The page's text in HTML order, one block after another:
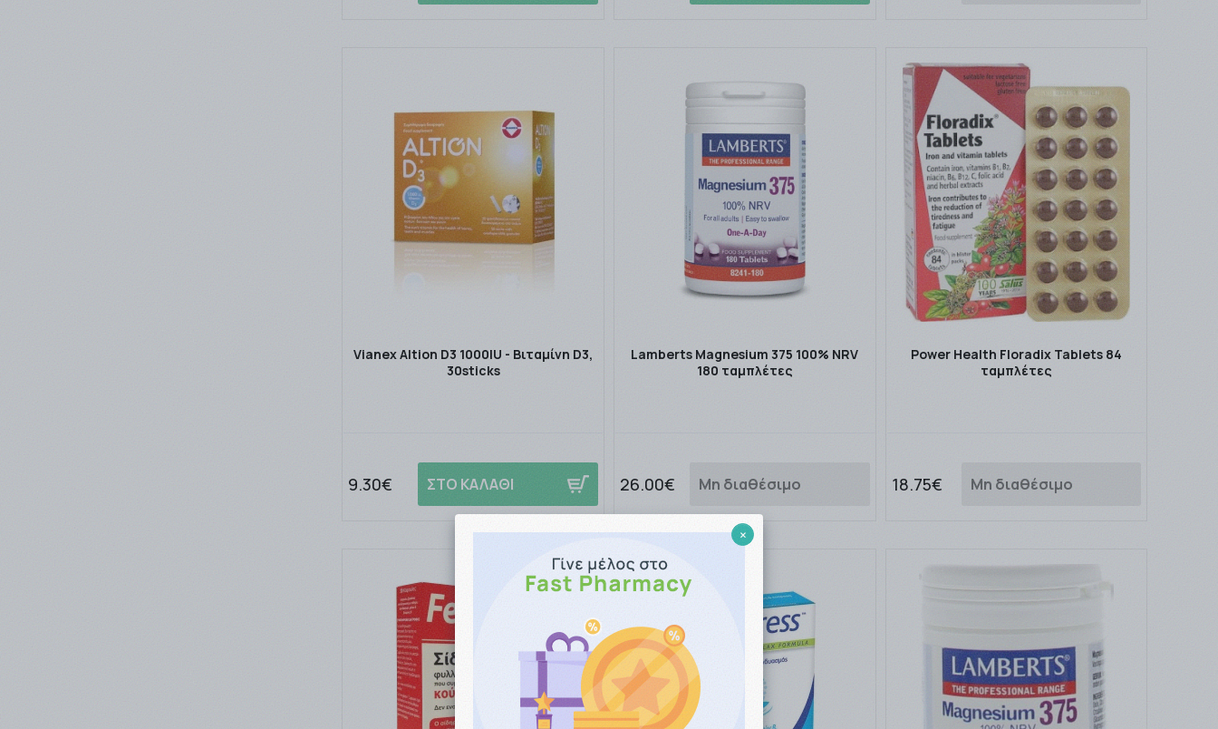
Vianex Altion D3 1000IU - Βιταμίνη D3,
30sticks
9.30€ ΣΤΟ ΚΑΛΑΘΙ
Lamberts Magnesium 375 100% NRV
180 ταμπλέτες
26.00€ Μη διαθέσιμο
Power Health Floradix Tablets 84
ταμπλέτες
18.75€ Μη διαθέσιμο
×